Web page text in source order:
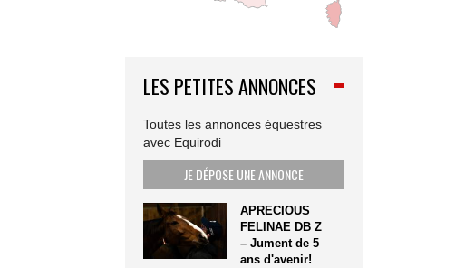
LES PETITES ANNONCES
Toutes les annonces équestres
avec Equirodi
JE DÉPOSE UNE ANNONCE
APRECIOUS
FELINAE DB Z
– Jument de 5
ans d'avenir!